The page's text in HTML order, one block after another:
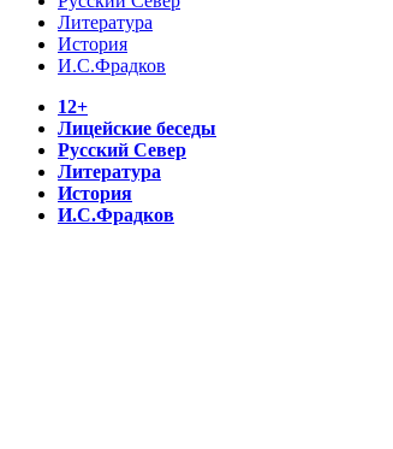
Литература
История
И.С.Фрадков
12+
Лицейские беседы
Русский Север
Литература
История
И.С.Фрадков